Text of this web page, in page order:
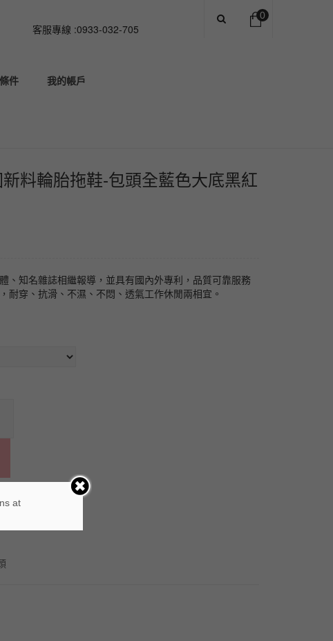
客服專線 :0933-032-705
0
件 我的帳戶
料輪胎拖鞋-包頭全藍色大底黑紅
、知名雜誌相繼報導，並具有國內外專利，品質可靠服務
耐穿、抗滑、不濕、不悶、透氣工作休閒兩相宜。
at